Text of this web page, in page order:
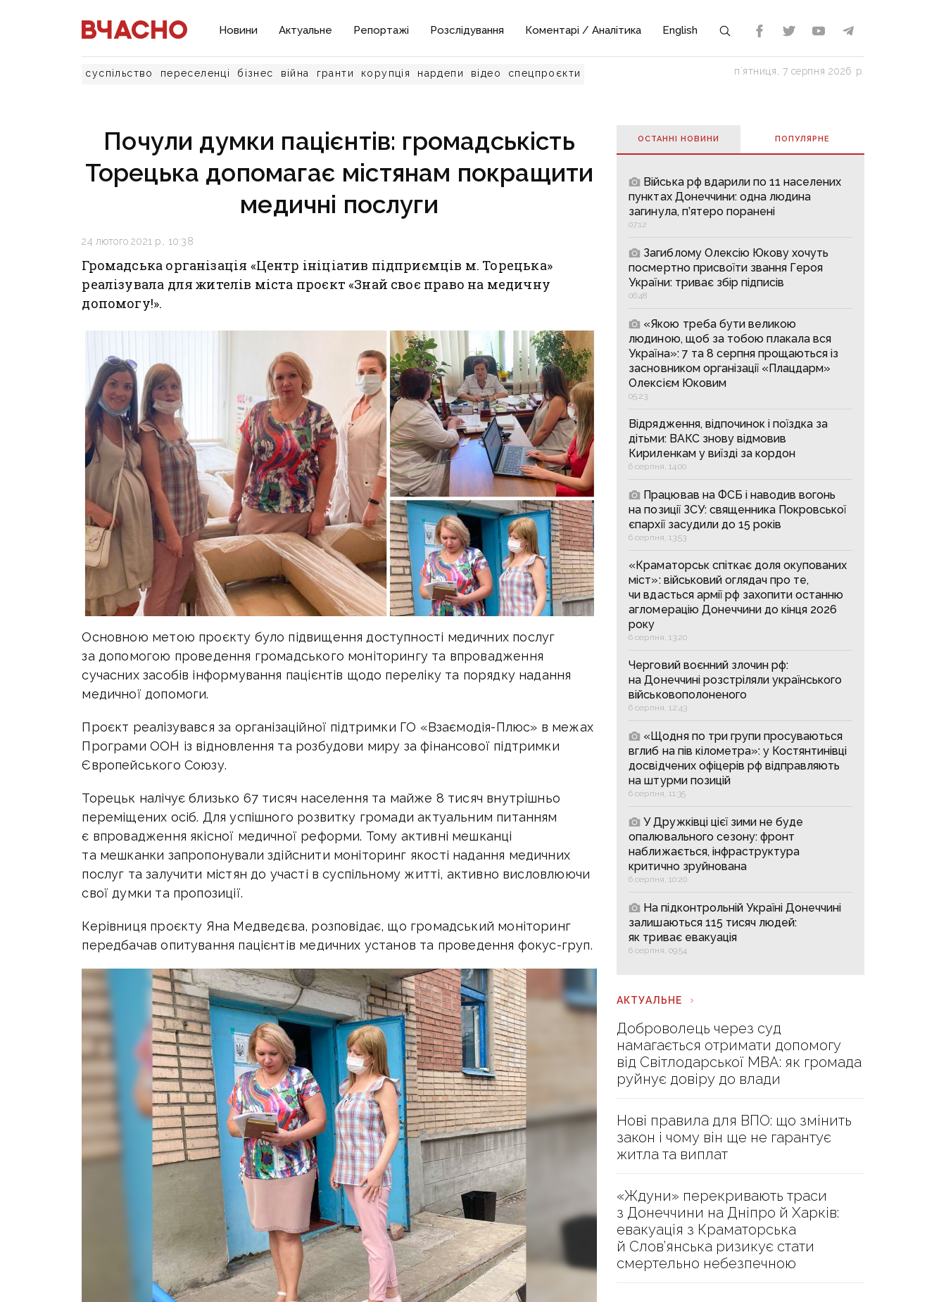
Новини Актуальне Репортажі Розслідування Коментарі / Аналітика English
суспільство переселенці бізнес війна гранти корупція нардепи відео спецпроєкти пʼятниця, 7 серпня 2026 р.
Почули думки пацієнтів: громадськість
Торецька допомагає містянам покращити
медичні послуги
24 лютого 2021 р., 10:38
Громадська організація «Центр ініціатив підприємців м. Торецька»
реалізувала для жителів міста проєкт «Знай своє право на медичну
допомогу!».
Основною метою проєкту було підвищення доступності медичних послуг
за допомогою проведення громадського моніторингу та впровадження
сучасних засобів інформування пацієнтів щодо переліку та порядку надання
медичної допомоги.
Проєкт реалізувався за організаційної підтримки ГО «Взаємодія-Плюс» в межах
Програми ООН із відновлення та розбудови миру за фінансової підтримки
Європейського Союзу.
Торецьк налічує близько 67 тисяч населення та майже 8 тисяч внутрішньо
переміщених осіб. Для успішного розвитку громади актуальним питанням
є впровадження якісної медичної реформи. Тому активні мешканці
та мешканки запропонували здійснити моніторинг якості надання медичних
послуг та залучити містян до участі в суспільному житті, активно висловлюючи
свої думки та пропозиції.
Керівниця проєкту Яна Медведєва, розповідає, що громадський моніторинг
передбачав опитування пацієнтів медичних установ та проведення фокус-груп.
ОСТАННІ НОВИНИ ПОПУЛЯРНE
Війська рф вдарили по 11 населених
пунктах Донеччини: одна людина
загинула, п’ятеро поранені
07:12
Загиблому Олексію Юкову хочуть
посмертно присвоїти звання Героя
України: триває збір підписів
06:48
«Якою треба бути великою
людиною, щоб за тобою плакала вся
Україна»: 7 та 8 серпня прощаються із
засновником організації «Плацдарм»
Олексієм Юковим
05:23
Відрядження, відпочинок і поїздка за
дітьми: ВАКС знову відмовив
Кириленкам у виїзді за кордон
6 серпня, 14:00
Працював на ФСБ і наводив вогонь
на позиції ЗСУ: священника Покровської
єпархії засудили до 15 років
6 серпня, 13:53
«Краматорськ спіткає доля окупованих
міст»: військовий оглядач про те,
чи вдасться армії рф захопити останню
агломерацію Донеччини до кінця 2026
року
6 серпня, 13:20
Черговий воєнний злочин рф:
на Донеччині розстріляли українського
військовополоненого
6 серпня, 12:43
«Щодня по три групи просуваються
вглиб на пів кілометра»: у Костянтинівці
досвідчених офіцерів рф відправляють
на штурми позицій
6 серпня, 11:35
У Дружківці цієї зими не буде
опалювального сезону: фронт
наближається, інфраструктура
критично зруйнована
6 серпня, 10:20
На підконтрольній Україні Донеччині
залишаються 115 тисяч людей:
як триває евакуація
6 серпня, 09:54
АКТУАЛЬНЕ
Доброволець через суд
намагається отримати допомогу
від Світлодарської МВА: як громада
руйнує довіру до влади
Нові правила для ВПО: що змінить
закон і чому він ще не гарантує
житла та виплат
«Ждуни» перекривають траси
з Донеччини на Дніпро й Харків:
евакуація з Краматорська
й Слов’янська ризикує стати
смертельно небезпечною